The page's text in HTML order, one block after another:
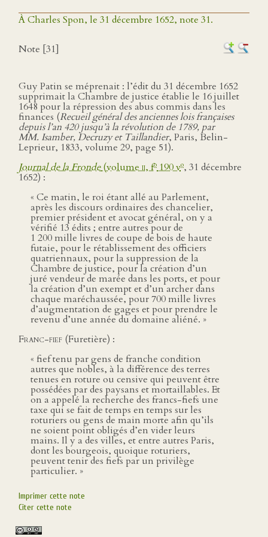
À Charles Spon, le 31 décembre 1652, note 31.
Note [31]
Guy Patin se méprenait : l’édit du 31 décembre 1652
supprimait la Chambre de justice établie le 16 juillet
1648 pour la répression des abus commis dans les
finances (Recueil général des anciennes lois françaises
depuis l’an 420 jusqu’à la révolution de 1789, par
MM. Isamber, Decruzy et Taillandier, Paris, Belin-
Leprieur, 1833, volume 29, page 51).
Journal de la Fronde(volumeii, fo190 vo, 31 décembre
1652) :
« Ce matin, le roi étant allé au Parlement,
après les discours ordinaires des chancelier,
premier président et avocat général, on y a
vérifié 13 édits ; entre autres pour de
1 200 mille livres de coupe de bois de haute
futaie, pour le rétablissement des officiers
quatriennaux, pour la suppression de la
Chambre de justice, pour la création d’un
juré vendeur de marée dans les ports, et pour
la création d’un exempt et d’un archer dans
chaque maréchaussée, pour 700 mille livres
d’augmentation de gages et pour prendre le
revenu d’une année du domaine aliéné. »
Franc-fief (Furetière) :
« fief tenu par gens de franche condition
autres que nobles, à la différence des terres
tenues en roture ou censive qui peuvent être
possédées par des paysans et mortaillables. Et
on a appelé la recherche des francs-fiefs une
taxe qui se fait de temps en temps sur les
roturiers ou gens de main morte afin qu’ils
ne soient point obligés d’en vider leurs
mains. Il y a des villes, et entre autres Paris,
dont les bourgeois, quoique roturiers,
peuvent tenir des fiefs par un privilège
particulier. »
Imprimer cette note
Citer cette note